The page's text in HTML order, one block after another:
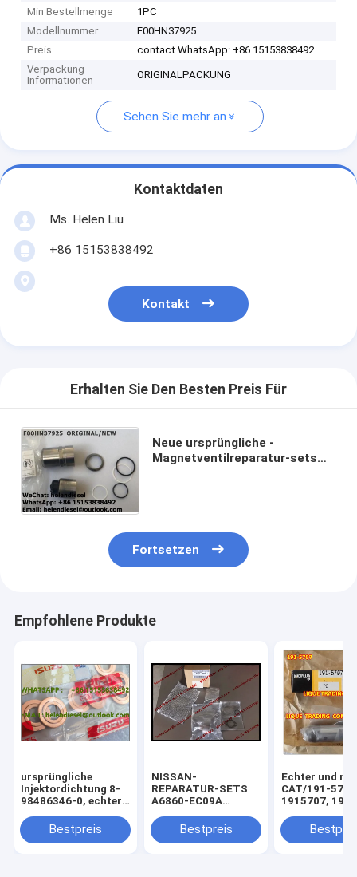
Min Bestellmenge
1PC
Modellnummer
F00HN37925
Preis
contact WhatsApp: +86 15153838492
Verpackung
Informationen
ORIGINALPACKUNG
Sehen Sie mehr an
Kontaktdaten
Ms. Helen Liu
+86 15153838492
Kontakt
Erhalten Sie Den Besten Preis Für
Neue ursprüngliche -
Magnetventilreparatur-sets
Fortsetzen
Empfohlene Produkte
ursprüngliche
Injektordichtung 8-
98486346-0, echter
versiegelt
8984863460
Bestpreis
NISSAN-
REPARATUR-SETS
A6860-EC09A
Saugregelventil
294009-0260,
Bestpreis
Echter und
CAT/191-
1915707, 191
WIE